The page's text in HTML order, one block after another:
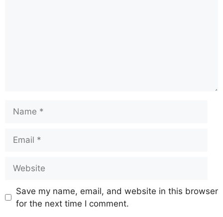
Save my name, email, and website in this browser
for the next time I comment.